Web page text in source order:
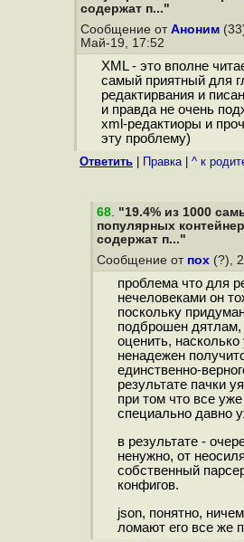
содержат п..."
Сообщение от Аноним
Май-19, 17:52
XML - это вполне
самый приятный для
редактирвания и
и правда не очень
xml-редактиоры и
эту проблему)
Ответить Правка| ^ к
68. "19.4% из 1000
популярных
содержат п..."
Сообщение от пох (?),
проблема что для
нечеловеками он
поскольку
подброшен
оценить,
ненадежен
единственно-
результате пачки
при том что все
специально давно
в результате -
ненужно, от
собственный
конфигов.
json, понятно,
ломают его все же